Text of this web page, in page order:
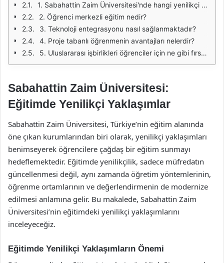
1. Sabahattin Zaim Üniversitesi'nde hangi yenilikçi eğitim yöntemleri uygulanmaktadır?
2. Öğrenci merkezli eğitim nedir?
3. Teknoloji entegrasyonu nasıl sağlanmaktadır?
4. Proje tabanlı öğrenmenin avantajları nelerdir?
5. Uluslararası işbirlikleri öğrenciler için ne gibi fırsatlar sunmaktadır?
Sabahattin Zaim Üniversitesi:
Eğitimde Yenilikçi Yaklaşımlar
Sabahattin Zaim Üniversitesi, Türkiye’nin eğitim alanında
öne çıkan kurumlarından biri olarak, yenilikçi yaklaşımları
benimseyerek öğrencilere çağdaş bir eğitim sunmayı
hedeflemektedir. Eğitimde yenilikçilik, sadece müfredatın
güncellenmesi değil, aynı zamanda öğretim yöntemlerinin,
öğrenme ortamlarının ve değerlendirmenin de modernize
edilmesi anlamına gelir. Bu makalede, Sabahattin Zaim
Üniversitesi’nin eğitimdeki yenilikçi yaklaşımlarını
inceleyeceğiz.
Eğitimde Yenilikçi Yaklaşımların Önemi